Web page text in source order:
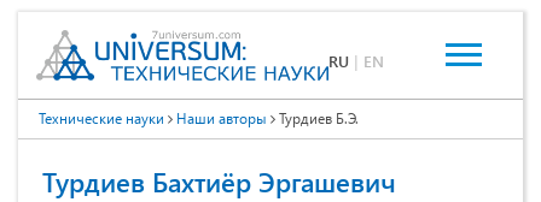
RU | EN
Технические науки Наши авторы Турдиев Б.Э.
Турдиев Бахтиёр Эргашевич